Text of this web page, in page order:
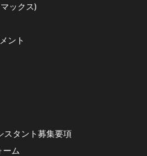
ックス)
ント
スタント募集要項
ーム